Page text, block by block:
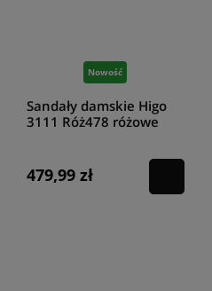
Nowość
Sandały damskie Higo
3111 Róż478 różowe
479,99 zł